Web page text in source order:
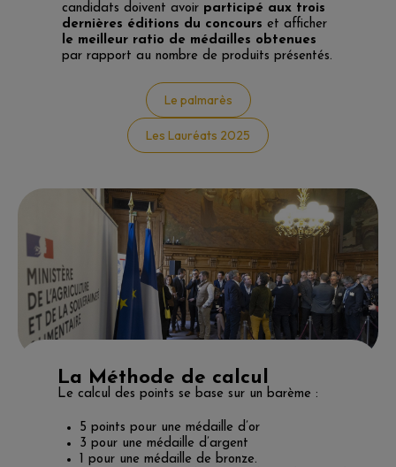
candidats doivent avoir participé aux trois
dernières éditions du concours et afficher
le meilleur ratio de médailles obtenues
par rapport au nombre de produits présentés.
Le palmarès
Les Lauréats 2025
La Méthode de calcul
Le calcul des points se base sur un barème :
5 points pour une médaille d’or
3 pour une médaille d’argent
1 pour une médaille de bronze.